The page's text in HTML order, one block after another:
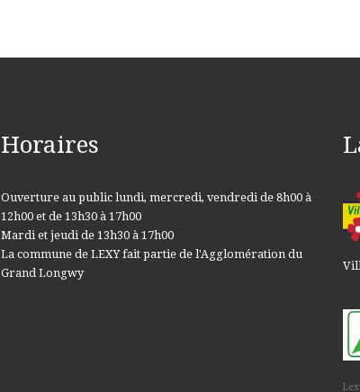
Horaires
Ouverture au public lundi, mercredi, vendredi de 8h00 à
12h00 et de 13h30 à 17h00
Mardi et jeudi de 13h30 à 17h00
La commune de LEXY fait partie de l'Agglomération du
Grand Longwy